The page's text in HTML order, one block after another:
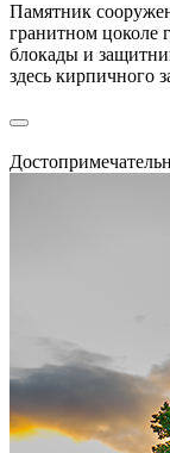
Памятник
гранитном цоколе
блокады и
здесь кирпичного